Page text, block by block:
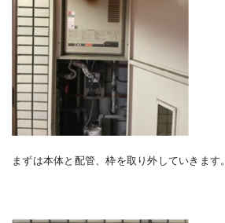
まずは本体と配管、枠を取り外していきます。